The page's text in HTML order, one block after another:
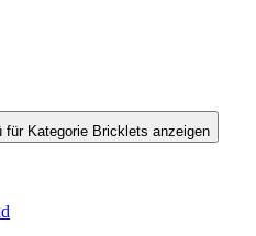
für Kategorie Bricklets anzeigen